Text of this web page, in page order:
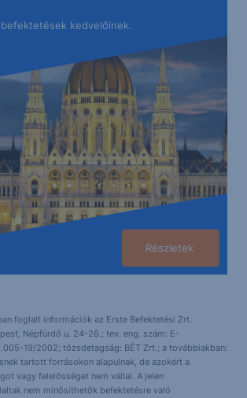
kedvelőinek.
Részletek
foglalt információk az Erste Befektetési Zrt.
Népfürdő u. 24-26.; tev. eng. szám: E-
19/2002; tőzsdetagság: BÉT Zrt.; a továbbiakban:
tartott forrásokon alapulnak, de azokért a
vagy felelősséget nem vállal. A jelen
nem minősíthetők befektetésre való